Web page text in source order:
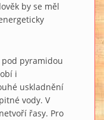
by se měl
pod pyramidou
i
uskladnění
vody. V
řasy. Pro